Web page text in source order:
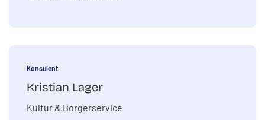
Konsulent
Kristian Lager
Kultur & Borgerservice